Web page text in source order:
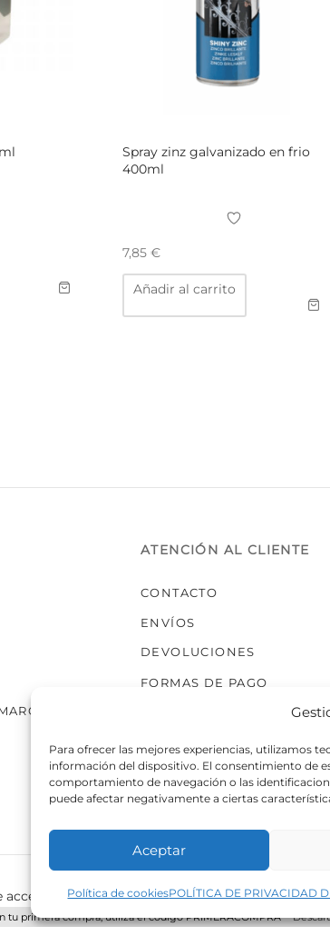
Para ofrecer las mejores experiencias, utilizamos
información del dispositivo. El consentimiento de
comportamiento de navegación o las
puede afectar negativamente a ciertas
Aceptar
Política de cookiesPOLÍTICA DE PRIVACIDAD
tu primera compra, utiliza el código PRIMERACOMPRA
Spray zinz galvanizado en frio
400ml
7,85 €
Añadir al carrito
ATENCIÓN AL CLIENTE
CONTACTO
ENVÍOS
DEVOLUCIONES
FORMAS DE PAGO
accesibilidad Política de cookies Política de